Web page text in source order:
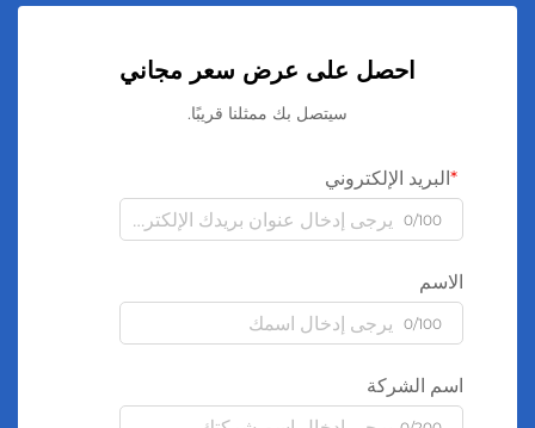
احصل على عرض سعر مجاني
سيتصل بك ممثلنا قريبًا.
البريد الإلكتروني
0/100
الاسم
0/100
اسم الشركة